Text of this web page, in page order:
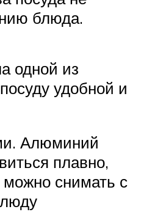
блюда.
одной из
удобной и
Алюминий
плавно,
можно снимать с